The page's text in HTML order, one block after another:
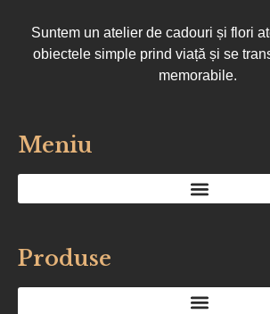
Suntem un atelier de cadouri și flori
obiectele simple prind viață și se
memorabile.
Meniu
Produse